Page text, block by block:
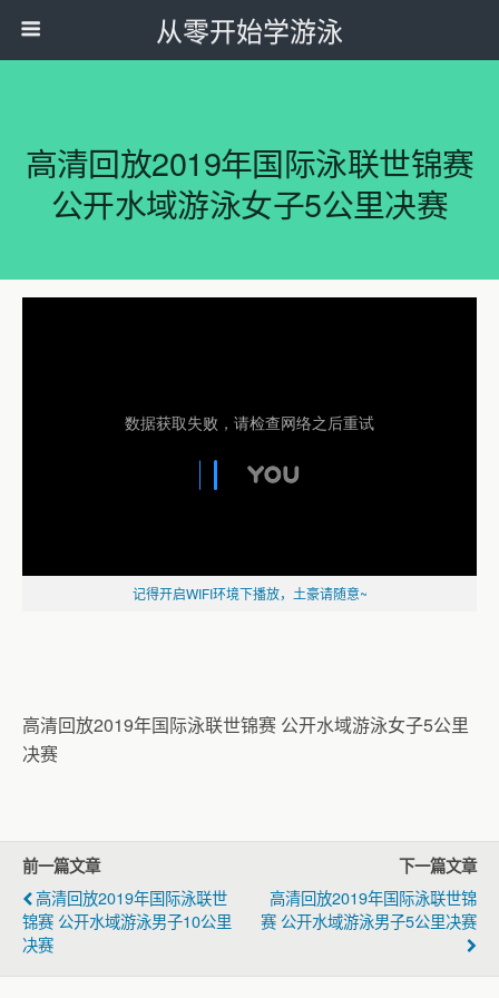
从零开始学游泳
高清回放2019年国际泳联世锦赛
公开水域游泳女子5公里决赛
记得开启WIFI环境下播放，土豪请随意~
高清回放2019年国际泳联世锦赛 公开水域游泳女子5公里
决赛
前一篇文章
高清回放2019年国际泳联世
锦赛 公开水域游泳男子10公里
决赛
下一篇文章
高清回放2019年国际泳联世锦
赛 公开水域游泳男子5公里决赛